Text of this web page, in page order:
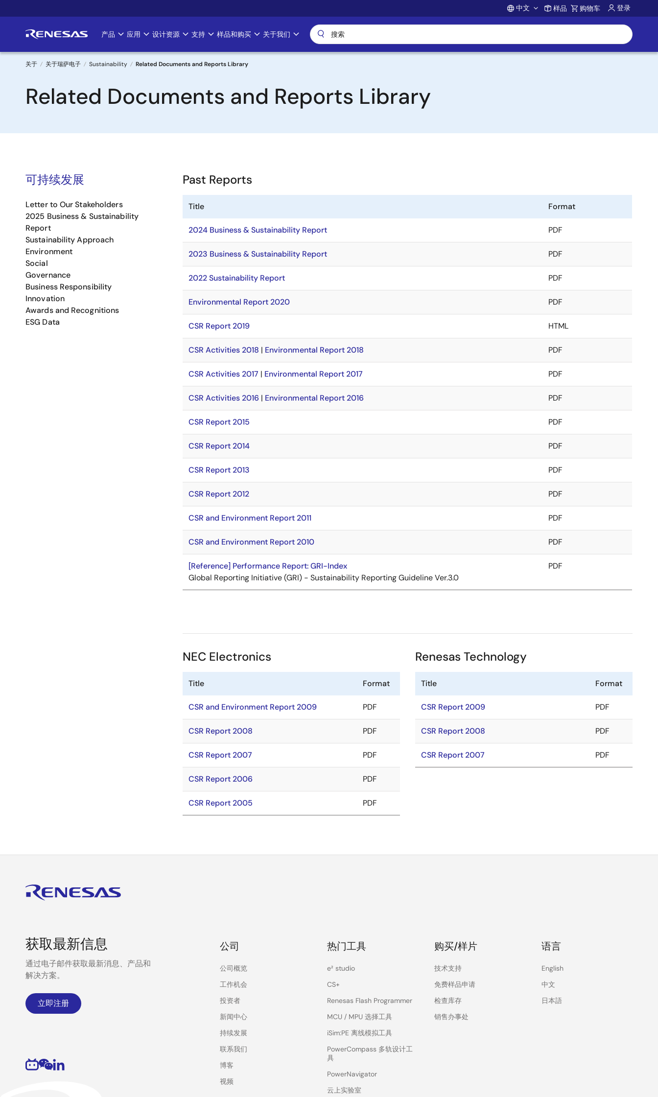
转
要
Account
中文 样品 购物车 登录
Main
navigation
产品 应用 设计资源 支持 样品和购买 关于我们
面
包
屑
关于 关于瑞萨电子 Sustainability Related Documents and Reports Library
Related Documents and Reports Library
Past Reports
Title Format
2024 Business & Sustainability Report PDF
2023 Business & Sustainability Report PDF
2022 Sustainability Report PDF
Environmental Report 2020 PDF
CSR Report 2019 HTML
CSR Activities 2018 | Environmental Report 2018 PDF
CSR Activities 2017 | Environmental Report 2017 PDF
CSR Activities 2016 | Environmental Report 2016 PDF
CSR Report 2015 PDF
CSR Report 2014 PDF
CSR Report 2013 PDF
CSR Report 2012 PDF
CSR and Environment Report 2011 PDF
CSR and Environment Report 2010 PDF
[Reference] Performance Report: GRI-Index
Global Reporting Initiative (GRI) - Sustainability Reporting Guideline Ver.3.0
PDF
NEC Electronics
Title Format
CSR and Environment Report 2009 PDF
CSR Report 2008 PDF
CSR Report 2007 PDF
CSR Report 2006 PDF
CSR Report 2005 PDF
Renesas Technology
Title Format
CSR Report 2009 PDF
CSR Report 2008 PDF
CSR Report 2007 PDF
可持续发展
Letter to Our Stakeholders
2025 Business & Sustainability
Report
Sustainability Approach
Environment
Social
Governance
Business Responsibility
Innovation
Awards and Recognitions
ESG Data
获取最新信息
通过电子邮件获取最新消息、产品和
解决方案。
立即注册
公司
公司概览
工作机会
投资者
新闻中心
持续发展
联系我们
博客
视频
热门工具
e² studio
CS+
Renesas Flash Programmer
MCU / MPU 选择工具
iSim:PE 离线模拟工具
PowerCompass 多轨设计工
具
PowerNavigator
云上实验室
购买/样片
技术支持
免费样品申请
检查库存
销售办事处
语言
English
中文
日本語